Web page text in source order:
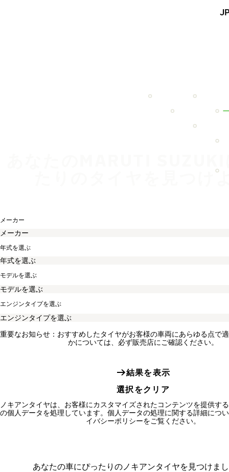
たりのタイヤを見つけ
メーカー
年式を選ぶ
モデルを選ぶ
エンジンタイプを選ぶ
重要なお知らせ：おすすめしたタイヤがお客様の車両にあらゆる点で
かについては、必ず販売店にご確認ください。
結果を表示
選択をクリア
ノキアンタイヤは、お客様にカスタマイズされたコンテンツを提供す
の個人データを処理しています。個人データの処理に関する詳細につ
イバシーポリシーをご覧ください。
あなたの車にぴったりのノキアンタイヤを見つけま